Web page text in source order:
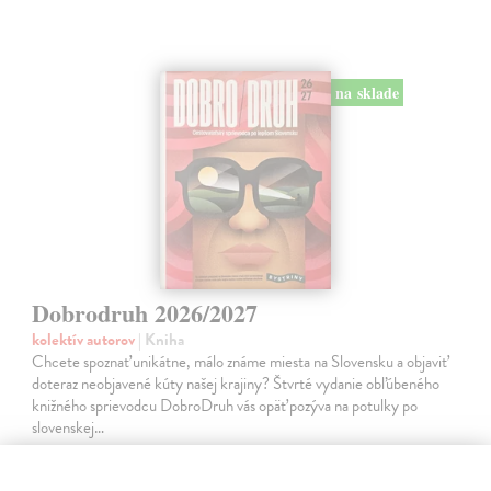
na sklade
Dobrodruh 2026/2027
kolektív autorov| Kniha
Chcete spoznať unikátne, málo známe miesta na Slovensku a objaviť
doteraz neobjavené kúty našej krajiny? Štvrté vydanie obľúbeného
knižného sprievodcu DobroDruh vás opäť pozýva na potulky po
slovenskej…
Na sklade